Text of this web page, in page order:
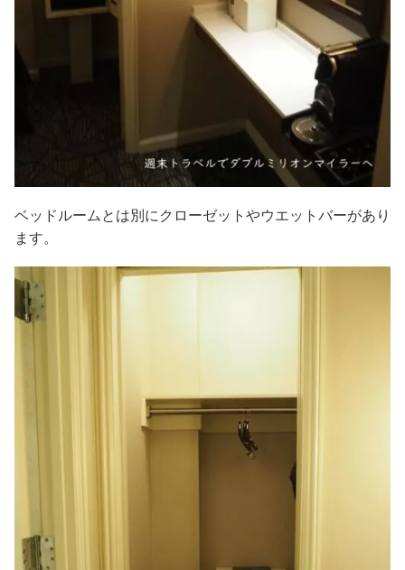
ベッドルームとは別にクローゼットやウエットバーがあり
ます。